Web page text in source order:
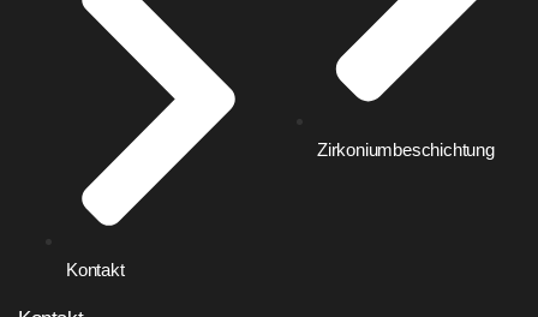
Kontakt
Zirkoniumbeschichtung